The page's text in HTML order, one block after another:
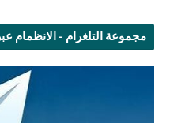
مجموعة التلغرام - الانظمام